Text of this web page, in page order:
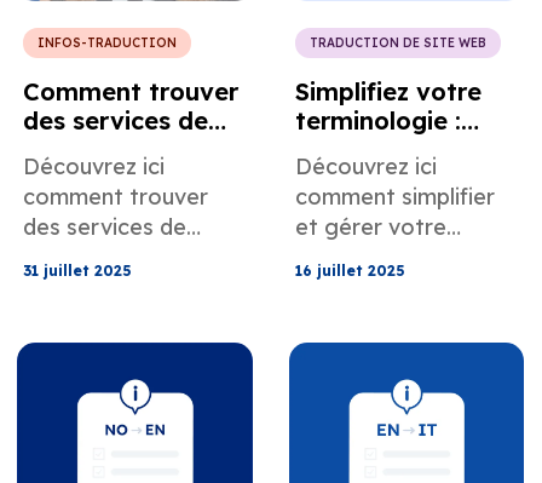
INFOS-TRADUCTION
Comment trouver
des services de
traduction locaux
près de chez vous
Découvrez ici
comment trouver
des services de
près de chez vous
besoins de
traduction.
31 juillet 2025
TRADUCTION DE SITE WEB
Simplifiez votre
terminologie :
nouvelles
fonctionnalités de
gestion du
glossaire chez
MotaWord
Découvrez ici
comment simplifier
et gérer votre
nouvelles
MotaWord.
16 juillet 2025